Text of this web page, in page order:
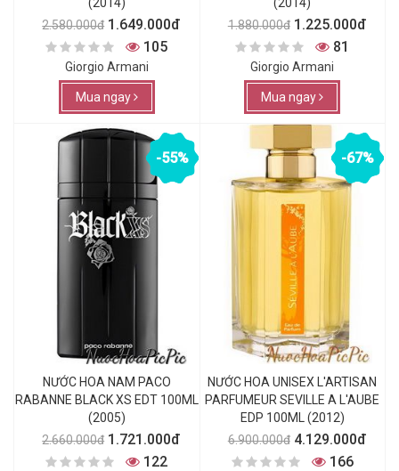
2.580.000đ 1.649.000đ
105
Giorgio Armani
Mua ngay
1.880.000đ 1.225.000đ
81
Giorgio Armani
Mua ngay
-55%
NƯỚC HOA NAM PACO
RABANNE BLACK XS EDT 100ML
(2005)
2.660.000đ 1.721.000đ
122
-67%
NƯỚC HOA UNISEX L'ARTISAN
PARFUMEUR SEVILLE A L'AUBE
EDP 100ML (2012)
6.900.000đ 4.129.000đ
166